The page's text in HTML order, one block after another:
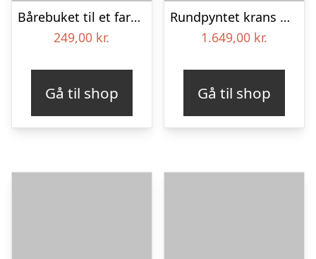
Bårebuket til et farverigt minde
249,00 kr.
Gå til shop
Rundpyntet krans med bånd – Et farverigt farvel
1.649,00 kr.
Gå til shop